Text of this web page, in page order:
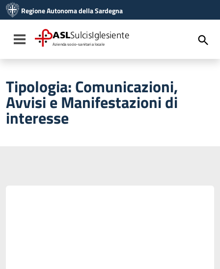
Vai al menu di navigazione
Vai al footer
Regione Autonoma della Sardegna
Toggle navigation
ASLSulcisIglesiente
Azienda socio-sanitaria locale
Tipologia:Comunicazioni,
Avvisi e Manifestazioni di
interesse